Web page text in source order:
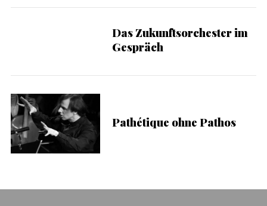
Das Zukunftsorchester im
Gespräch
Pathétique ohne Pathos
f
r
: